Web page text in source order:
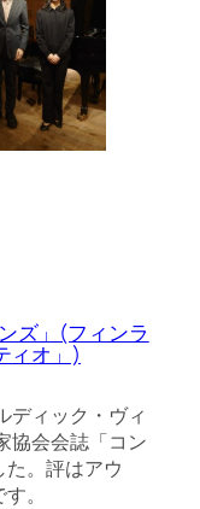
ズ」(フィンラ
ィオ」)
ディック・ヴィ
協会会誌「コン
た。評はアウ
。